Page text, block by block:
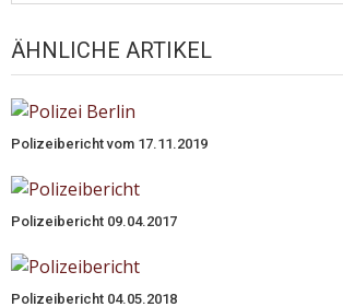
ÄHNLICHE ARTIKEL
Polizeibericht vom 17.11.2019
Polizeibericht 09.04.2017
Polizeibericht 04.05.2018